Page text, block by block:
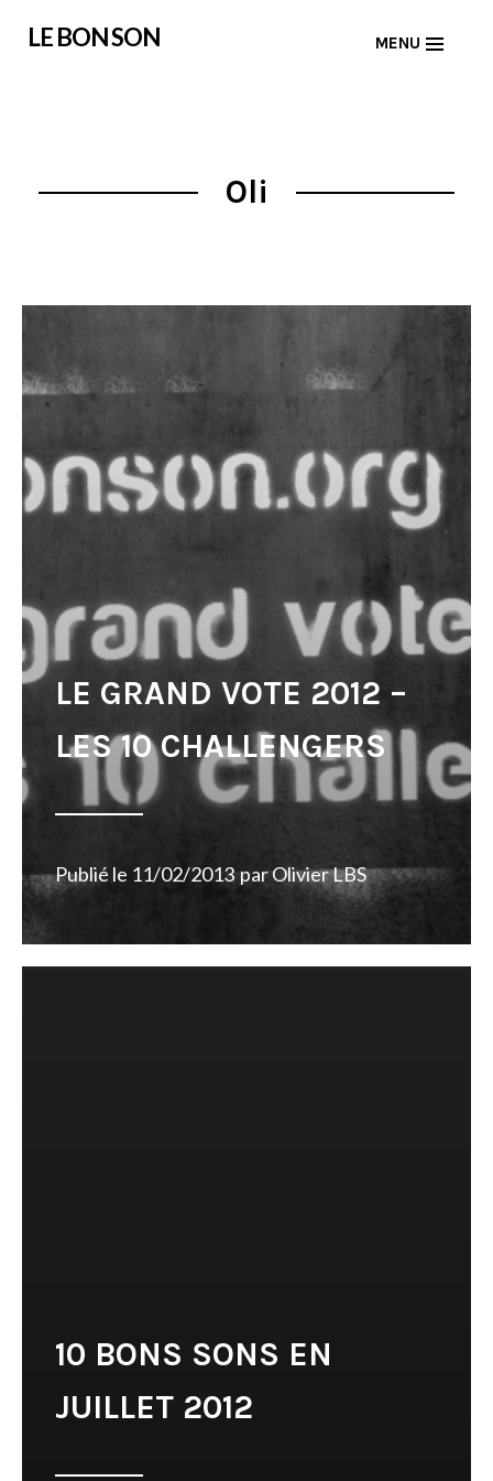
LE BON SON MENU
Oli
LE GRAND VOTE 2012 –
LES 10 CHALLENGERS
Publié le 11/02/2013 parOlivier LBS
10 BONS SONS EN
JUILLET 2012